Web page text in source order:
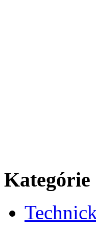
Kategórie